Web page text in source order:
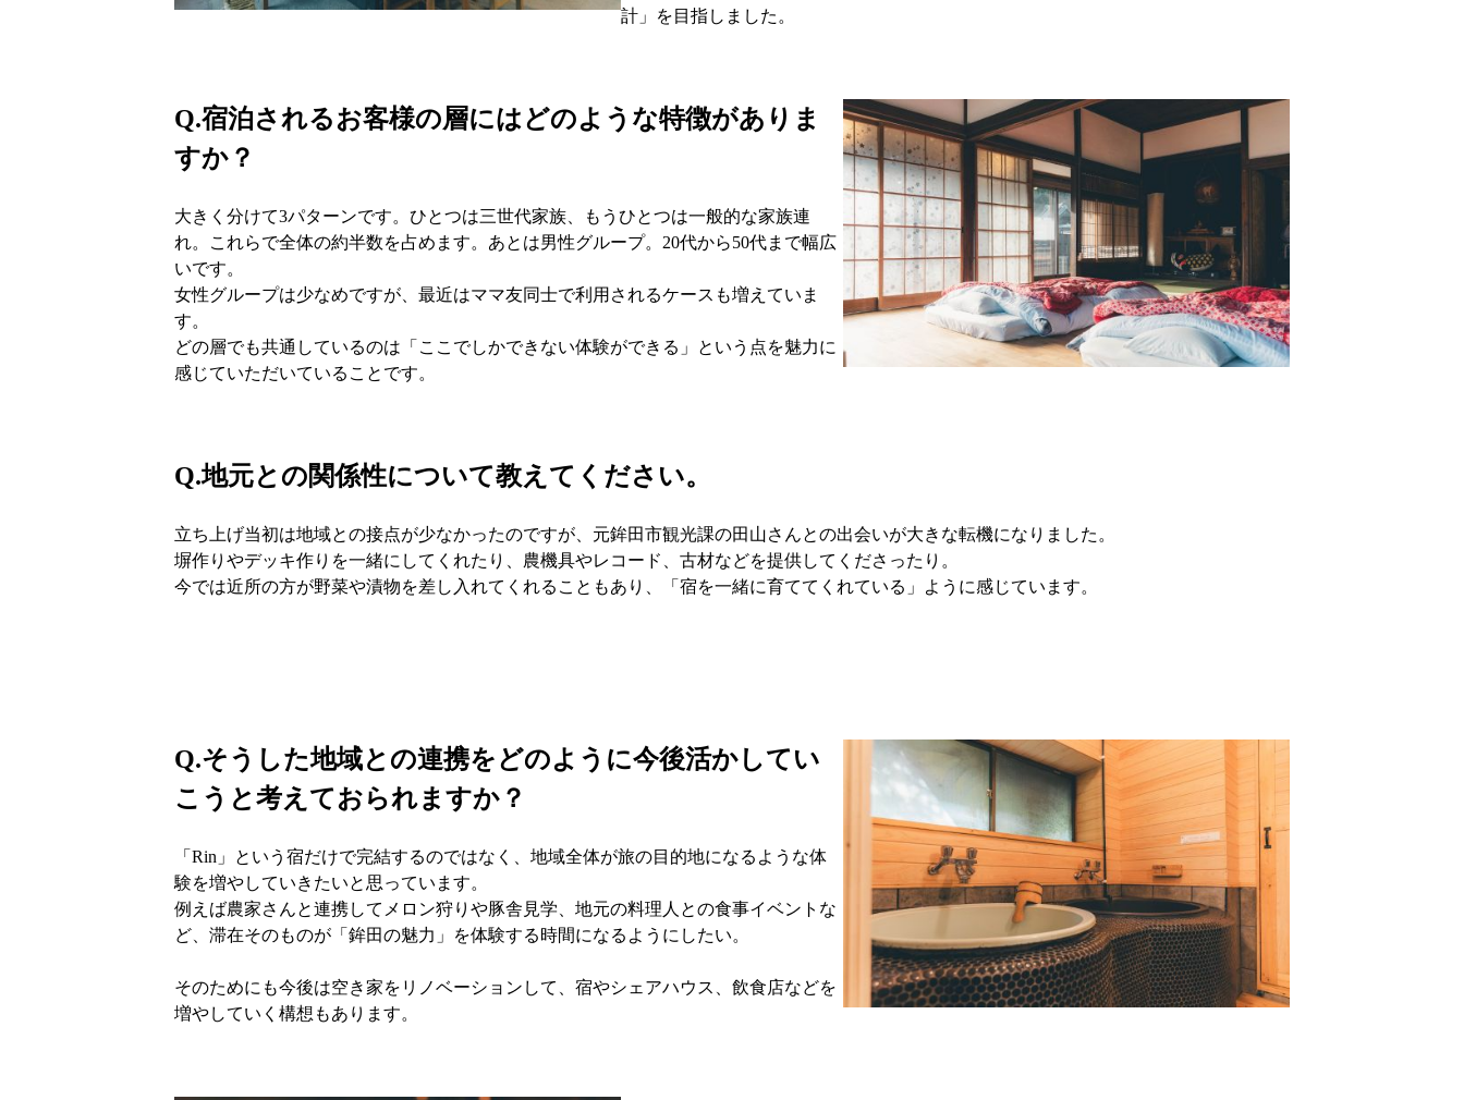
計」を目指しました。
Q.宿泊されるお客様の層にはどのような特徴がありま
すか？
大きく分けて3パターンです。ひとつは三世代家族、もうひとつは一般的な家族連
れ。これらで全体の約半数を占めます。あとは男性グループ。20代から50代まで幅広
いです。
女性グループは少なめですが、最近はママ友同士で利用されるケースも増えていま
す。
どの層でも共通しているのは「ここでしかできない体験ができる」という点を魅力に
感じていただいていることです。
Q.地元との関係性について教えてください。
立ち上げ当初は地域との接点が少なかったのですが、元鉾田市観光課の田山さんとの出会いが大きな転機になりました。
塀作りやデッキ作りを一緒にしてくれたり、農機具やレコード、古材などを提供してくださったり。
今では近所の方が野菜や漬物を差し入れてくれることもあり、「宿を一緒に育ててくれている」ように感じています。
Q.そうした地域との連携をどのように今後活かしてい
こうと考えておられますか？
「Rin」という宿だけで完結するのではなく、地域全体が旅の目的地になるような体
験を増やしていきたいと思っています。
例えば農家さんと連携してメロン狩りや豚舎見学、地元の料理人との食事イベントな
ど、滞在そのものが「鉾田の魅力」を体験する時間になるようにしたい。
そのためにも今後は空き家をリノベーションして、宿やシェアハウス、飲食店などを
増やしていく構想もあります。